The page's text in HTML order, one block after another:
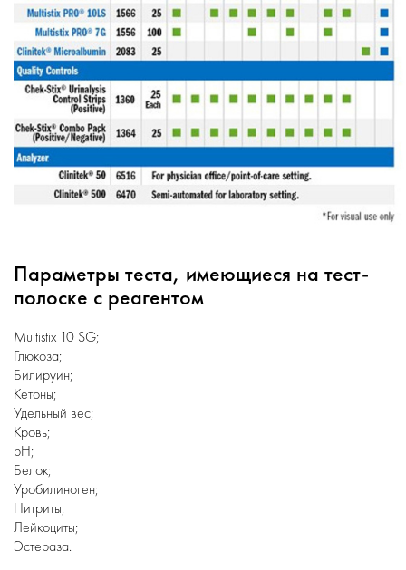
Параметры теста, имеющиеся на тест-
полоске с реагентом
Multistix 10 SG;
Глюкоза;
Билируин;
Кетоны;
Удельный вес;
Кровь;
pH;
Белок;
Уробилиноген;
Нитриты;
Лейкоциты;
Эстераза.